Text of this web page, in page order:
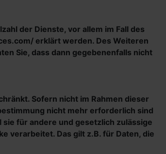
der Dienste, vor allem im Fall des
erklärt werden. Des Weiteren
Sie, dass dann gegebenenfalls nicht
Sofern nicht im Rahmen dieser
nicht mehr erforderlich sind
für andere und gesetzlich zulässige
verarbeitet. Das gilt z.B. für Daten, die